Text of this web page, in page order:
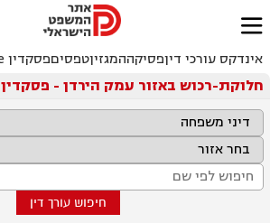

אינדקס עורכי דיןפסיקההמגזיןטפסיםפסקדין Live
חלוקת-רכוש באזור עמק הירדן - פסקדין
חיפוש עורך דין